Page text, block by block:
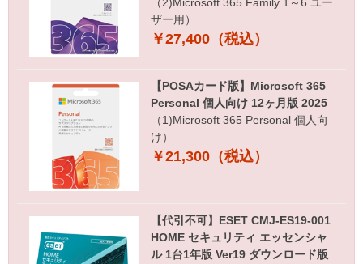
ザー用）
￥27,400（税込）
【POSAカード版】Microsoft 365
Personal 個人向け 12ヶ月版 2025
（1)Microsoft 365 Personal 個人向
け）
￥21,300（税込）
【代引不可】ESET CMJ-ES19-001
HOME セキュリティ エッセンシャ
ル 1台1年版 Ver19 ダウンロード版